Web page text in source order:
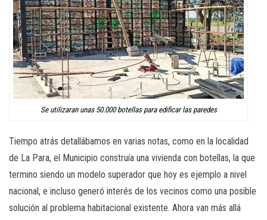
Se utilizaran unas 50.000 botellas para edificar las paredes
Tiempo atrás detallábamos en varias notas, como en la localidad
de La Para, el Municipio construía una vivienda con botellas, la que
termino siendo un modelo superador que hoy es ejemplo a nivel
nacional, e incluso generó interés de los vecinos como una posible
solución al problema habitacional existente. Ahora van más allá